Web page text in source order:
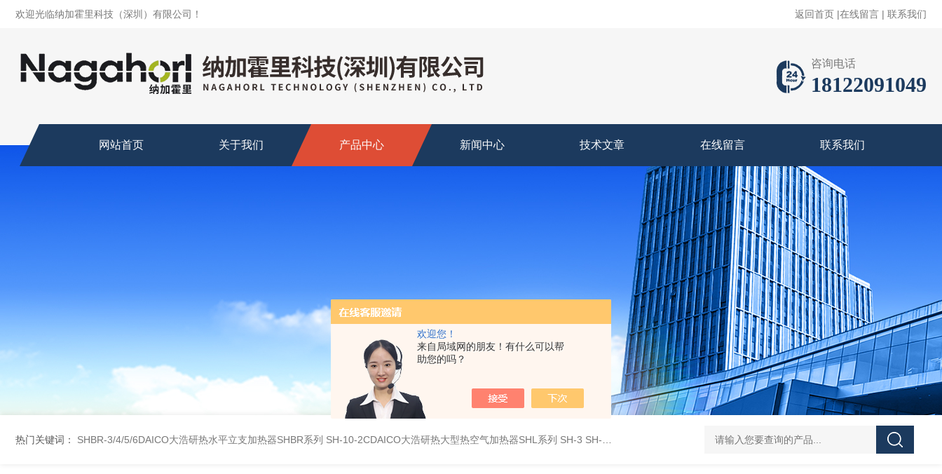
欢迎您！
来自局域网的朋友！有什么可以帮
助您的吗？
欢迎光临纳加霍里科技（深圳）有限公司！ 返回首页 |在线留言 | 联系我们
咨询电话
18122091049
网站首页 关于我们 产品中心 新闻中心 技术文章 在线留言 联系我们
热门关键词： SHBR-3/4/5/6DAICO大浩研热水平立支加热器SHBR系列 SH-10-2CDAICO大浩研热大型热空气加热器SHL系列 SH-3 SH-4DAICO大浩研热水平热空气产生加热器SH系列 L-00/01/02/03DAICO大浩研